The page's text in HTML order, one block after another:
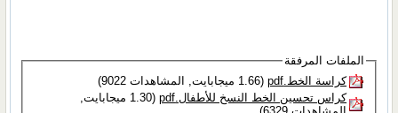
الملفات المرفقة
كراسة الخط.pdf‏
(1.66 ميجابايت, المشاهدات 9022)
كراس تحسين الخط النسخ للأطفال.pdf‏
(1.30 ميجابايت,